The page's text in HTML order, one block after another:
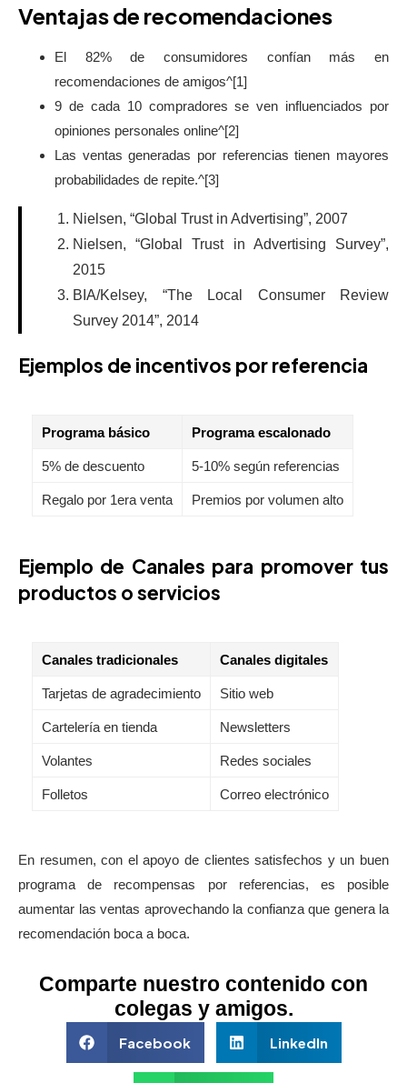
Ventajas de recomendaciones
El 82% de consumidores confían más en
recomendaciones de amigos^[1]
9 de cada 10 compradores se ven influenciados por
opiniones personales online^[2]
Las ventas generadas por referencias tienen mayores
probabilidades de repite.^[3]
Nielsen, “Global Trust in Advertising”, 2007
Nielsen, “Global Trust in Advertising Survey”,
2015
BIA/Kelsey, “The Local Consumer Review
Survey 2014”, 2014
Ejemplos de incentivos por referencia
Programa básico Programa escalonado
5% de descuento 5-10% según referencias
Regalo por 1era venta Premios por volumen alto
Ejemplo de Canales para promover tus
productos o servicios
Canales tradicionales Canales digitales
Tarjetas de agradecimiento Sitio web
Cartelería en tienda Newsletters
Volantes Redes sociales
Folletos Correo electrónico
En resumen, con el apoyo de clientes satisfechos y un buen
programa de recompensas por referencias, es posible
aumentar las ventas aprovechando la confianza que genera la
recomendación boca a boca.
Comparte nuestro contenido con
colegas y amigos.
Facebook LinkedIn